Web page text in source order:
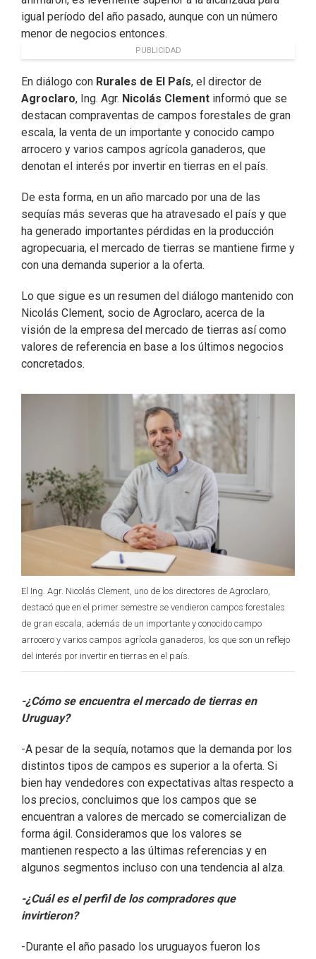
igual período del año pasado, aunque con un número
menor de negocios entonces.
PUBLICIDAD
En diálogo con Rurales de El País, el director de
Agroclaro, Ing. Agr. Nicolás Clement informó que se
destacan compraventas de campos forestales de gran
escala, la venta de un importante y conocido campo
arrocero y varios campos agrícola ganaderos, que
denotan el interés por invertir en tierras en el país.
De esta forma, en un año marcado por una de las
sequías más severas que ha atravesado el país y que
ha generado importantes pérdidas en la producción
agropecuaria, el mercado de tierras se mantiene firme y
con una demanda superior a la oferta.
Lo que sigue es un resumen del diálogo mantenido con
Nicolás Clement, socio de Agroclaro, acerca de la
visión de la empresa del mercado de tierras así como
valores de referencia en base a los últimos negocios
concretados.
El Ing. Agr. Nicolás Clement, uno de los directores de Agroclaro,
destacó que en el primer semestre se vendieron campos forestales
de gran escala, además de un importante y conocido campo
arrocero y varios campos agrícola ganaderos, los que son un reflejo
del interés por invertir en tierras en el país.
-¿Cómo se encuentra el mercado de tierras en
Uruguay?
-A pesar de la sequía, notamos que la demanda por los
distintos tipos de campos es superior a la oferta. Si
bien hay vendedores con expectativas altas respecto a
los precios, concluimos que los campos que se
encuentran a valores de mercado se comercializan de
forma ágil. Consideramos que los valores se
mantienen respecto a las últimas referencias y en
algunos segmentos incluso con una tendencia al alza.
-¿Cuál es el perfil de los compradores que
invirtieron?
-Durante el año pasado los uruguayos fueron los